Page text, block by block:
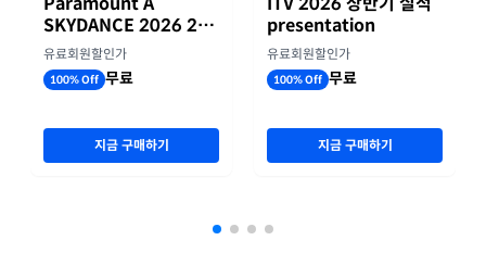
SKYDANCE 2026 2분
기 실적
유료회원할인가
100% Off 무료
지금 구매하기
presentation
유료회원할인가
100% Off 무료
지금 구매하기